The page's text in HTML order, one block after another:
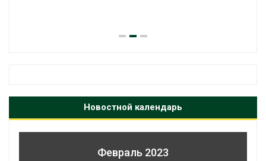
Новостной календарь
Февраль 2023